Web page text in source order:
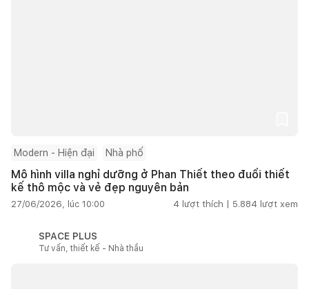
Modern - Hiện đại Nhà phố
Mô hình villa nghỉ dưỡng ở Phan Thiết theo đuổi thiết
kế thô mộc và vẻ đẹp nguyên bản
27/06/2026, lúc 10:00 4 lượt thích | 5.884 lượt xem
SPACE PLUS
Tư vấn, thiết kế - Nhà thầu